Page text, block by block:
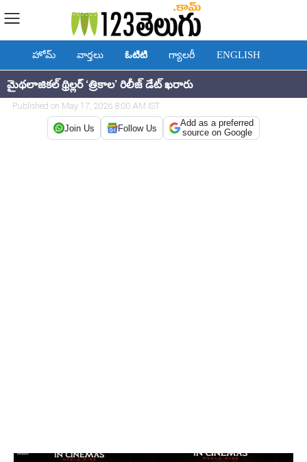
హోమ్ వార్తలు ఓటిటి గ్యాలరీ ENGLISH
మైథలాజికల్ థ్రిల్లర్ ‘త్రికాల’ రిలీజ్ డేట్ ఖరారు
Published on May 17, 2026 8:00 AM IST
Join Us Follow Us
Add as a preferred
source on Google